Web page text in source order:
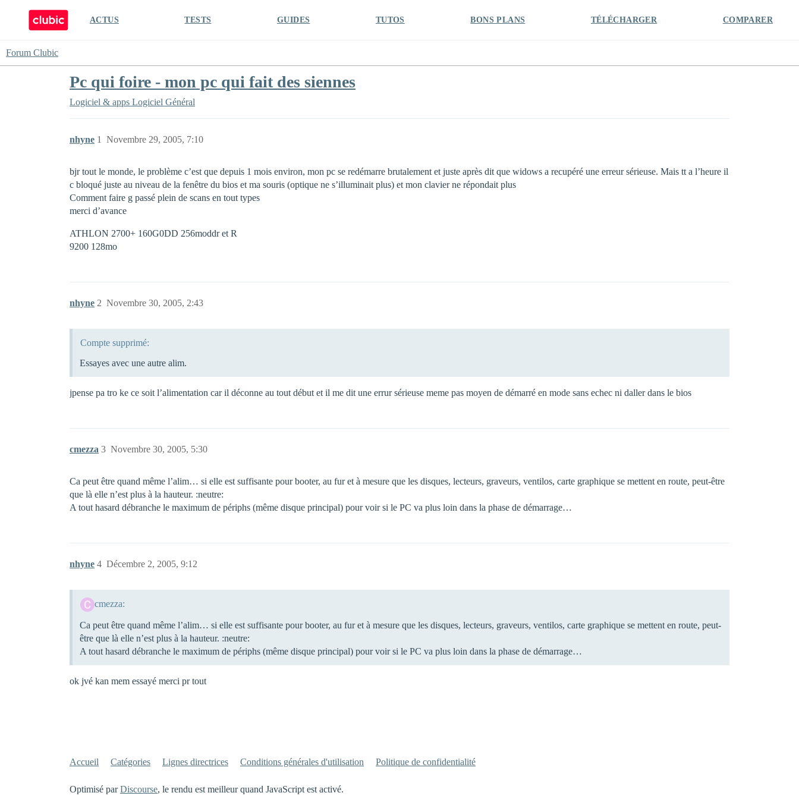
ACTUS TESTS GUIDES TUTOS BONS PLANS TÉLÉCHARGER COMPARER
Forum Clubic
Pc qui foire - mon pc qui fait des siennes
Logiciel & apps Logiciel Général
nhyne Novembre 29, 2005, 7:10
1
bjr tout le monde, le problème c’est que depuis 1 mois environ, mon pc se redémarre brutalement et juste après dit que widows a recupéré une erreur sérieuse. Mais tt a l’heure il
c bloqué juste au niveau de la fenêtre du bios et ma souris (optique ne s’illuminait plus) et mon clavier ne répondait plus
Comment faire g passé plein de scans en tout types
merci d’avance
ATHLON 2700+ 160G0DD 256moddr et R
9200 128mo
nhyne Novembre 30, 2005, 2:43
2
Compte supprimé:
Essayes avec une autre alim.
jpense pa tro ke ce soit l’alimentation car il déconne au tout début et il me dit une errur sérieuse meme pas moyen de démarré en mode sans echec ni daller dans le bios
cmezza Novembre 30, 2005, 5:30
3
Ca peut être quand même l’alim… si elle est suffisante pour booter, au fur et à mesure que les disques, lecteurs, graveurs, ventilos, carte graphique se mettent en route, peut-être
que là elle n’est plus à la hauteur. :neutre:
A tout hasard débranche le maximum de périphs (même disque principal) pour voir si le PC va plus loin dans la phase de démarrage…
nhyne Décembre 2, 2005, 9:12
4
cmezza:
Ca peut être quand même l’alim… si elle est suffisante pour booter, au fur et à mesure que les disques, lecteurs, graveurs, ventilos, carte graphique se mettent en route, peut-
être que là elle n’est plus à la hauteur. :neutre:
A tout hasard débranche le maximum de périphs (même disque principal) pour voir si le PC va plus loin dans la phase de démarrage…
ok jvé kan mem essayé merci pr tout
Accueil Catégories Lignes directrices Conditions générales d'utilisation Politique de confidentialité
Optimisé parDiscourse, le rendu est meilleur quand JavaScript est activé.